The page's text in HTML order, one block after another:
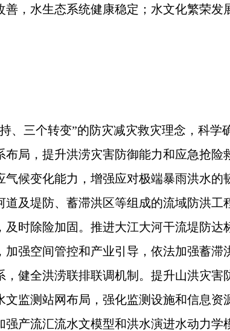
，水生态系统健康稳定；水文化繁荣
、三个转变”的防灾减灾救灾理念，科
局，提升洪涝灾害防御能力和应急抢
候变化能力，增强应对极端暴雨洪水的
道及堤防、蓄滞洪区等组成的流域防洪
时除险加固。推进大江大河干流堤防
强空间管控和产业引导，依法加强蓄
健全洪涝联排联调机制。提升山洪灾害
文监测站网布局，强化监测设施和信息
产流汇流水文模型和洪水演进水动力